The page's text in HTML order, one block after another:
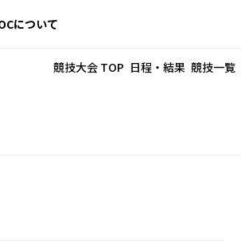
について
競技大会 TOP 日程・結果 競技一覧